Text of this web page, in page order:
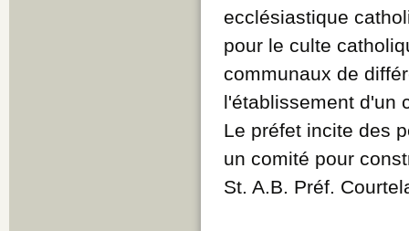
ecclésiastique
pour le culte
communaux de
l'établissement d'un
Le préfet incite des
un comité pour
St. A.B. Préf.